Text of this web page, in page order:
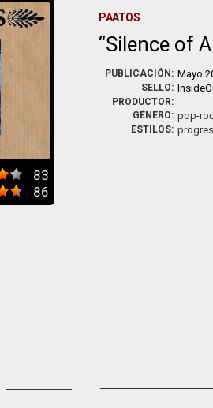
83
86
PAATOS
Silence of
PUBLICACIÓN: Mayo
SELLO:
PRODUCTOR:
GÉNERO: pop-
ESTILOS: